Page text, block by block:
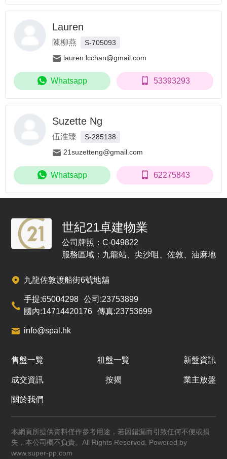
Lauren
陳柳燕
S-705093
lauren.lcchan@gmail.com
Whatsapp 53393293
Suzette Ng
伍淮臻
S-285138
21suzetteng@gmail.com
Whatsapp 62275843
世紀21卓建物業
公司牌照：C-049822
服務區域：九龍站、尖沙咀、佐敦、油麻地
九龍佐敦渡船街6號地舖
手提:65004298 公司:23753899
國內:14714420176 傳真:23753699
info@spal.hk
售盤一覽 租盤一覽 新盤資訊
成交資訊 按揭 業主放盤
關於我們
本網頁所提供資料僅作參考用途，若因錯漏而引致任何不便或損
失，本公司概不負責。All Rights Reserved. Powered by
www.super-pp.com